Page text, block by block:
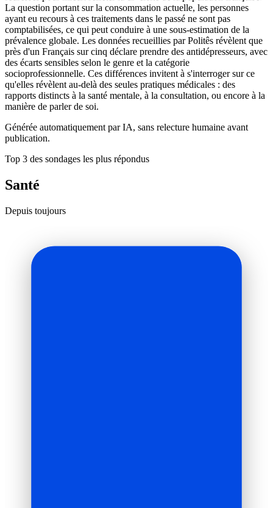
La question portant sur la consommation actuelle, les personnes
ayant eu recours à ces traitements dans le passé ne sont pas
comptabilisées, ce qui peut conduire à une sous-estimation de la
prévalence globale. Les données recueillies par Politês révèlent que
près d'un Français sur cinq déclare prendre des antidépresseurs, avec
des écarts sensibles selon le genre et la catégorie
socioprofessionnelle. Ces différences invitent à s'interroger sur ce
qu'elles révèlent au-delà des seules pratiques médicales : des
rapports distincts à la santé mentale, à la consultation, ou encore à la
manière de parler de soi.
Générée automatiquement par IA, sans relecture humaine avant
publication.
Top 3 des sondages les plus répondus
Santé
Depuis toujours